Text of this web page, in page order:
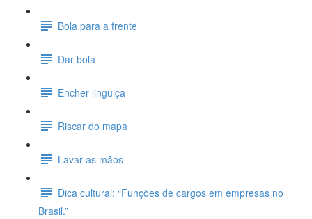
Bola para a frente
Dar bola
Encher linguiça
Riscar do mapa
Lavar as mãos
Dica cultural: “Funções de cargos em empresas no
Brasil.”